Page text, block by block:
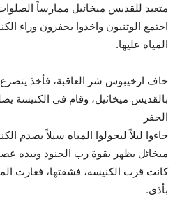
متعبد للقديس ميخائيل‪
اجتمع
المياه عليها.
خاف ارخيبوس شر
بالقديس ميخائيل، وقام في الكنيسة
الحفر
جاءوا
بأذى.